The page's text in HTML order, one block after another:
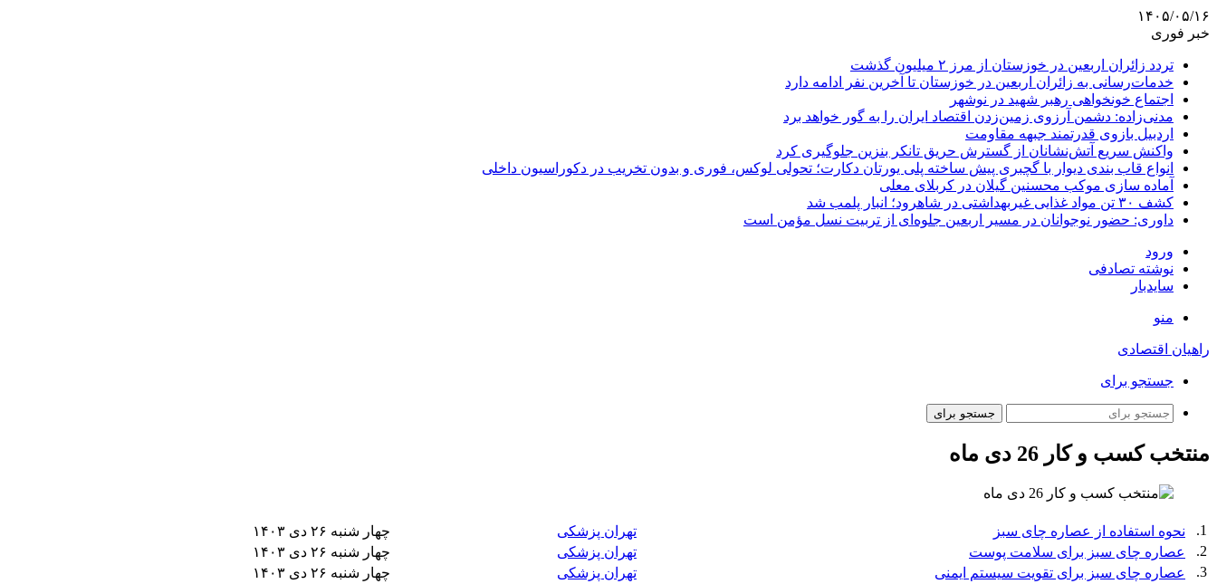
۱۴۰۵/۰۵/۱۶
خبر فوری
تردد زائران اربعین در خوزستان از مرز ۲ میلیون گذشت
خدمات‌رسانی به زائران اربعین در خوزستان تا آخرین نفر ادامه دارد
اجتماع خونخواهی رهبر شهید در نوشهر
مدنی‌زاده: دشمن آرزوی زمین‌زدن اقتصاد ایران را به گور خواهد برد
اردبیل بازوی قدرتمند جبهه مقاومت
واکنش سریع آتش‌نشانان از گسترش حریق تانکر بنزین جلوگیری کرد
انواع قاب بندی دیوار با گچبری پیش ساخته پلی یورتان دکارت؛ تحولی لوکس، فوری و بدون تخریب در دکوراسیون داخلی
آماده سازی موکب محسنین گیلان در کربلای معلی
کشف ۳۰ تن مواد غذایی غیربهداشتی در شاهرود؛ انبار پلمب شد
داوری: حضور نوجوانان در مسیر اربعین جلوه‌ای از تربیت نسل مؤمن است
ورود
نوشته تصادفی
سایدبار
منو
راهیان اقتصادی
جستجو برای
جستجو برای
منتخب کسب و کار 26 دی ماه
1. نحوه استفاده از عصاره چای سبز تهران پزشکی
چهار شنبه ۲۶ دی ۱۴۰۳
2.
عصاره چای سبز برای سلامت پوست تهران پزشکی
چهار شنبه ۲۶ دی ۱۴۰۳
3.
عصاره چای سبز برای تقویت سیستم ایمنی تهران پزشکی
چهار شنبه ۲۶ دی ۱۴۰۳